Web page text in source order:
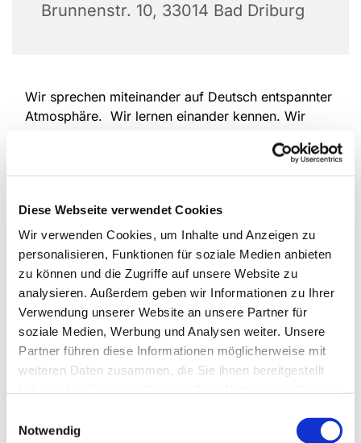
Diese Webseite verwendet Cookies
Wir verwenden Cookies, um Inhalte und Anzeigen zu
personalisieren, Funktionen für soziale Medien anbieten
zu können und die Zugriffe auf unsere Website zu
analysieren. Außerdem geben wir Informationen zu Ihrer
Verwendung unserer Website an unsere Partner für
soziale Medien, Werbung und Analysen weiter. Unsere
Partner führen diese Informationen möglicherweise mit
weiteren Daten zusammen, die Sie ihnen bereitgestellt
Notwendig
Brunnenstr. 10, 33014 Bad Driburg
Wir sprechen miteinander auf Deutsch entspannter
Atmosphäre. Wir lernen einander kennen. Wir
Muttersprachler/Innen sind herzlich willkommen.